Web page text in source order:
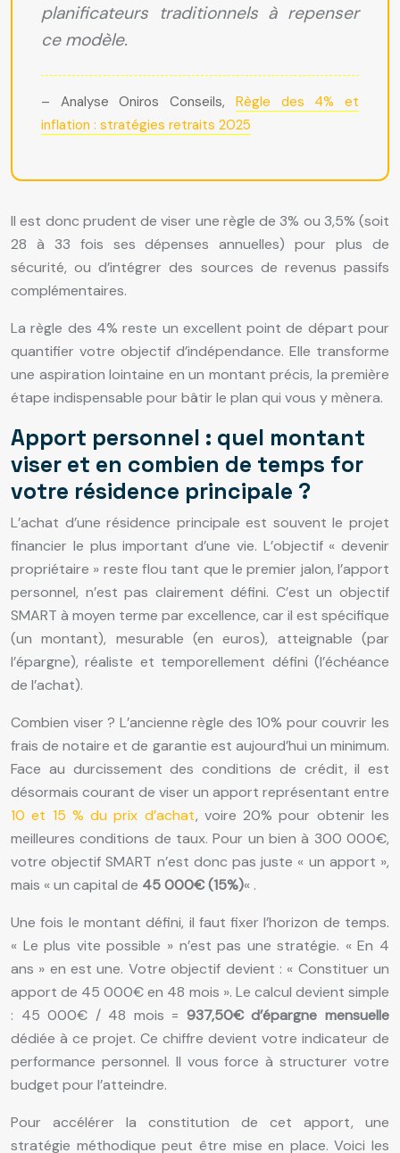
planificateurs traditionnels à repenser
ce modèle.
– Analyse Oniros Conseils, Règle des 4% et
inflation : stratégies retraits 2025
Il est donc prudent de viser une règle de 3% ou 3,5% (soit
28 à 33 fois ses dépenses annuelles) pour plus de
sécurité, ou d’intégrer des sources de revenus passifs
complémentaires.
La règle des 4% reste un excellent point de départ pour
quantifier votre objectif d’indépendance. Elle transforme
une aspiration lointaine en un montant précis, la première
étape indispensable pour bâtir le plan qui vous y mènera.
Apport personnel : quel montant
viser et en combien de temps for
votre résidence principale ?
L’achat d’une résidence principale est souvent le projet
financier le plus important d’une vie. L’objectif « devenir
propriétaire » reste flou tant que le premier jalon, l’apport
personnel, n’est pas clairement défini. C’est un objectif
SMART à moyen terme par excellence, car il est spécifique
(un montant), mesurable (en euros), atteignable (par
l’épargne), réaliste et temporellement défini (l’échéance
de l’achat).
Combien viser ? L’ancienne règle des 10% pour couvrir les
frais de notaire et de garantie est aujourd’hui un minimum.
Face au durcissement des conditions de crédit, il est
désormais courant de viser un apport représentant entre
10 et 15 % du prix d’achat, voire 20% pour obtenir les
meilleures conditions de taux. Pour un bien à 300 000€,
votre objectif SMART n’est donc pas juste « un apport »,
mais « un capital de 45 000€ (15%)« .
Une fois le montant défini, il faut fixer l’horizon de temps.
« Le plus vite possible » n’est pas une stratégie. « En 4
ans » en est une. Votre objectif devient : « Constituer un
apport de 45 000€ en 48 mois ». Le calcul devient simple
: 45 000€ / 48 mois = 937,50€ d’épargne mensuelle
dédiée à ce projet. Ce chiffre devient votre indicateur de
performance personnel. Il vous force à structurer votre
budget pour l’atteindre.
Pour accélérer la constitution de cet apport, une
stratégie méthodique peut être mise en place. Voici les